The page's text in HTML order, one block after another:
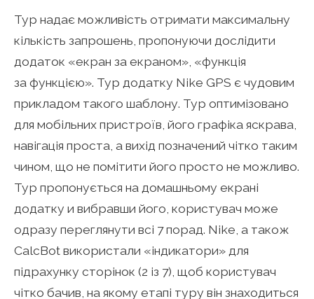
Тур надає можливість отримати максимальну
кількість запрошень, пропонуючи дослідити
додаток «екран за екраном», «функція
за функцією». Тур додатку Nike GPS є чудовим
прикладом такого шаблону. Тур оптимізовано
для мобільних пристроїв, його графіка яскрава,
навігація проста, а вихід позначений чітко таким
чином, що не помітити його просто не можливо.
Тур пропонується на домашньому екрані
додатку и вибравши його, користувач може
одразу переглянути всі 7 порад. Nike, а також
CalcBot використали «індикатори» для
підрахунку сторінок (2 із 7), щоб користувач
чітко бачив, на якому етапі туру він знаходиться